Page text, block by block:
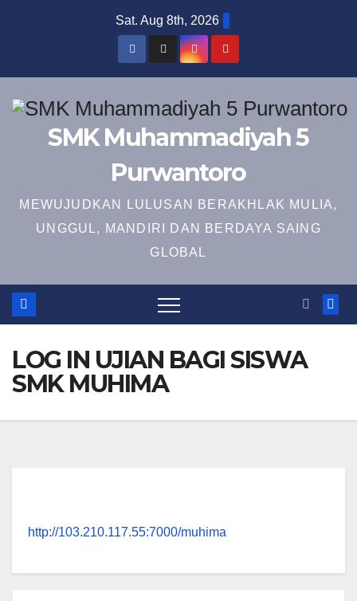
Sat. Aug 8th, 2026
SMK Muhammadiyah 5
Purwantoro
MEWUJUDKAN LULUSAN BERAKHLAK MULIA,
UNGGUL, MANDIRI DAN BERDAYA SAING
GLOBAL
LOG IN UJIAN BAGI SISWA
SMK MUHIMA
http://103.210.117.55:7000/muhima